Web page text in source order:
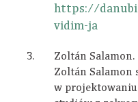
https://
vidim-ja
Zoltán Salamon.
Zoltán Salamon
w